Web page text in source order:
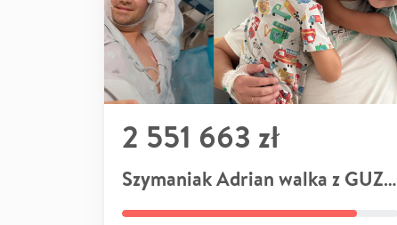
2 551 663 zł
Szymaniak Adrian walka z GUZEM